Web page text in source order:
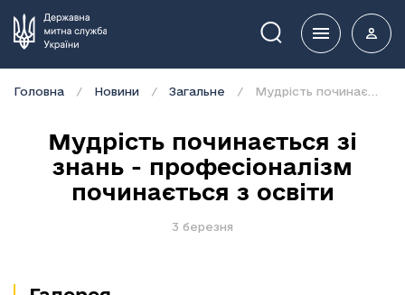
Пошук
Головна Новини Загальне
Мудрість починається зі
знань - професіоналізм
починається з освіти
3 березня